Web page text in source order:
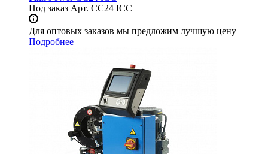
Под заказ Арт. СС24 ICC
Для оптовых заказов мы предложим лучшую цену
Подробнее